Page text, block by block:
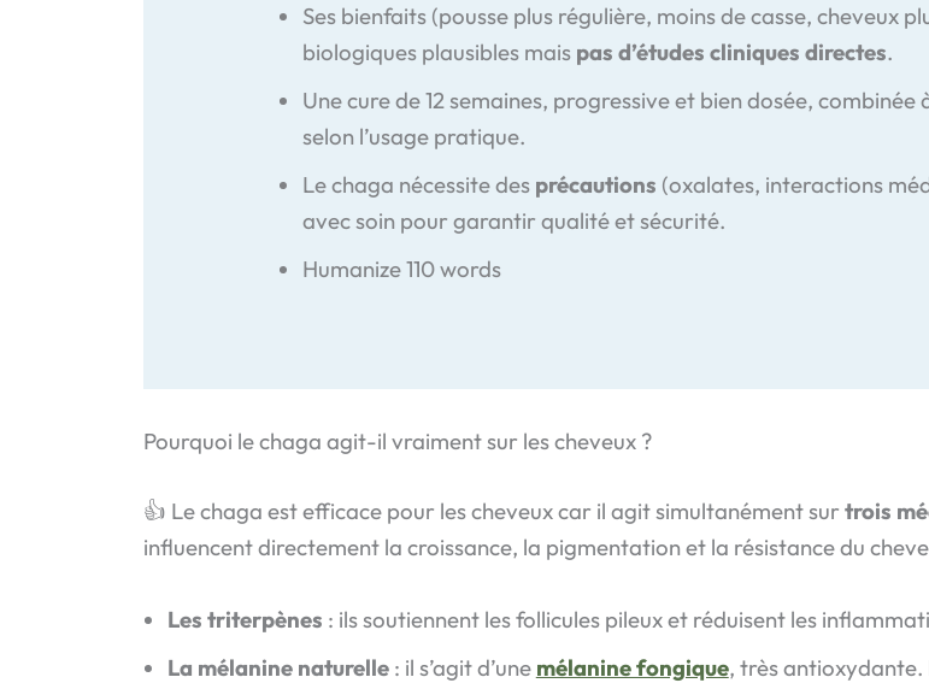
Ses bienfaits (pousse plus régulière, moins de casse, cheveux
biologiques plausibles mais pas d’études cliniques directes.
Une cure de 12 semaines, progressive et bien dosée,
selon l’usage pratique.
Le chaga nécessite des précautions (oxalates, interactions
avec soin pour garantir qualité et sécurité.
Humanize 110 words
Pourquoi le chaga agit-il vraiment sur les cheveux ?
👍 Le chaga est efficace pour les cheveux car il agit simultanément sur trois
influencent directement la croissance, la pigmentation et la résistance du
Les triterpènes : ils soutiennent les follicules pileux et réduisent les
La mélanine naturelle: il s’agit d’une mélanine fongique, très antioxydante.